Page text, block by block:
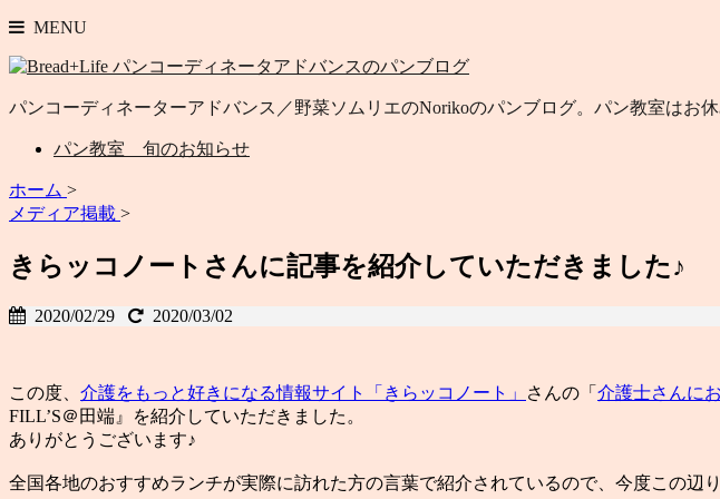
MENU
パンコーディネーターアドバンス／野菜ソムリエのNorikoのパンブログ。パン教室はお休
パン教室 旬のお知らせ
ホーム >
メディア掲載 >
きらッコノートさんに記事を紹介していただきました♪
2020/02/29 2020/03/02
この度、 介護をもっと好きになる情報サイト「きらッコノート」 さんの「 介護士さんに
FILL’S＠田端』を紹介していただきました。
ありがとうございます♪
全国各地のおすすめランチが実際に訪れた方の言葉で紹介されているので、今度この辺